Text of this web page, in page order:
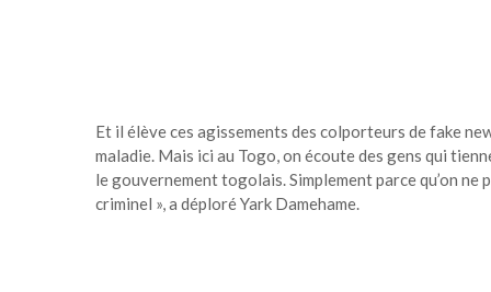
Et il élève ces agissements des colporteurs de fake
maladie. Mais ici au Togo, on écoute des gens qui
le gouvernement togolais. Simplement parce qu’on ne
criminel », a déploré Yark Damehame.